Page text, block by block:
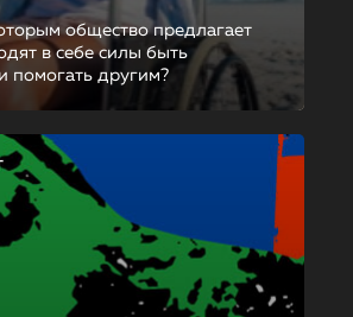
общество предлагает
в себе силы быть
помогать другим?